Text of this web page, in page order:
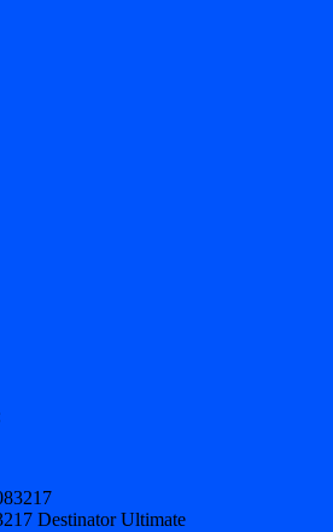
Destinator Ultimate